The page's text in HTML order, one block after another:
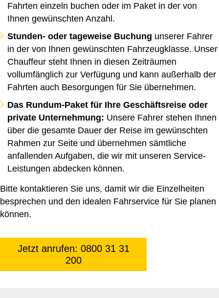
Fahrten einzeln buchen oder im Paket in der von
Ihnen gewünschten Anzahl.
Stunden- oder tageweise Buchung unserer Fahrer
in der von Ihnen gewünschten Fahrzeugklasse. Unser
Chauffeur steht Ihnen in diesen Zeiträumen
vollumfänglich zur Verfügung und kann außerhalb der
Fahrten auch Besorgungen für Sie übernehmen.
Das Rundum-Paket für Ihre Geschäftsreise oder
private Unternehmung: Unsere Fahrer stehen Ihnen
über die gesamte Dauer der Reise im gewünschten
Rahmen zur Seite und übernehmen sämtliche
anfallenden Aufgaben, die wir mit unseren Service-
Leistungen abdecken können.
Bitte kontaktieren Sie uns, damit wir die Einzelheiten
besprechen und den idealen Fahrservice für Sie planen
können.
Jetzt anrufen: 0800 31 31
200